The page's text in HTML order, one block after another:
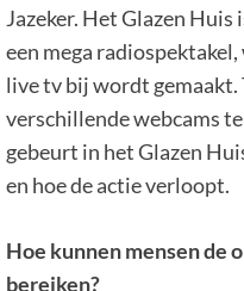
Jazeker. Het Glazen
een mega
live tv bij wordt gemaakt.
verschillende webcams
gebeurt in het Glazen
en hoe de actie verloopt.
Hoe kunnen mensen de
bereiken?